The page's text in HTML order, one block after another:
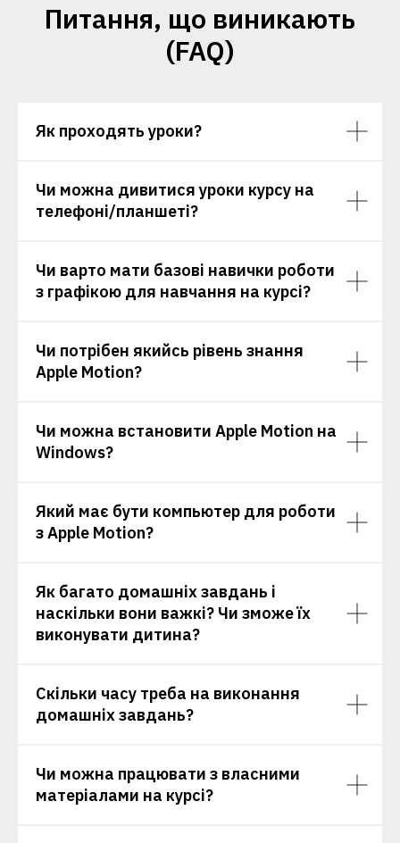
Питання, що виникають
(FAQ)
Як проходять уроки?
Чи можна дивитися уроки курсу на
телефоні/планшеті?
Чи варто мати базові навички роботи
з графікою для навчання на курсі?
Чи потрібен якийсь рівень знання
Apple Motion?
Чи можна встановити Apple Motion на
Windows?
Який має бути компьютер для роботи
з Apple Motion?
Як багато домашніх завдань і
наскільки вони важкі? Чи зможе їх
виконувати дитина?
Скільки часу треба на виконання
домашніх завдань?
Чи можна працювати з власними
матеріалами на курсі?